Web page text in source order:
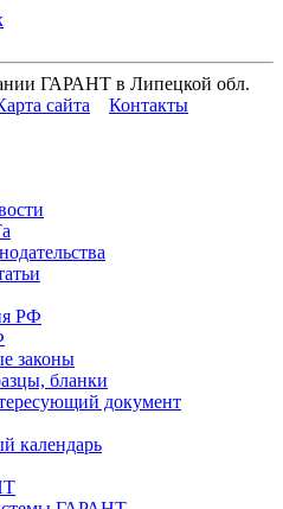
ГАРАНТ в Липецкой обл.
сайта
Контакты
РФ
законы
бланки
документ
календарь